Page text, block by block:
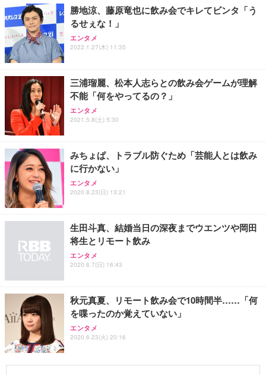
勝地涼、藤原竜也に飲み会でキレてビンタ「う
るせぇな！」
エンタメ
2022.1.27(木) 11:35
三浦瑠麗、松本人志らとの飲み会ゲームが理解
不能「何をやってるの？」
エンタメ
2021.5.8(土) 5:30
みちょぱ、トラブル防ぐため「芸能人とは飲み
に行かない」
エンタメ
2020.8.23(日) 13:21
生田斗真、結婚当日の深夜までウエンツや岡田
将生とリモート飲み
エンタメ
2020.6.7(日) 16:43
秋元真夏、リモート飲み会で10時間半……「何
を喋ったのか覚えていない」
エンタメ
2020.6.23(火) 20:16